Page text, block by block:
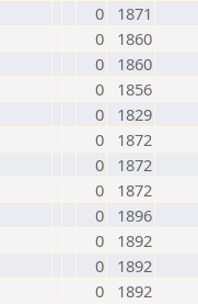
0
1871
0
1860
0
1860
0
1856
0
1829
0
1872
0
1872
0
1872
0
1896
0
1892
0
1892
0
1892